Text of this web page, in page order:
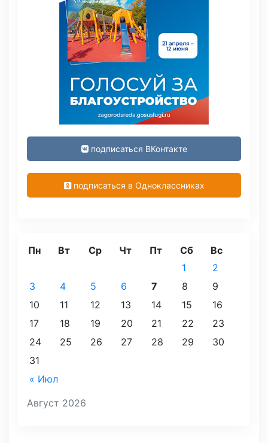
подписаться ВКонтакте
подписаться в Одноклассниках
Август 2026
Пн Вт Ср Чт Пт Сб Вс
« Июл
1
2
3
4 5 6 7 8
9
10
11 12 13 14 15
16
17
18 19 20 21 22
23
24
25 26 27 28 29
30
31